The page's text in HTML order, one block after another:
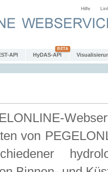
Hilfe
API HyDAS-API
von